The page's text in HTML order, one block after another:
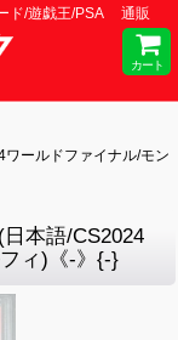
ド/遊戯王/PSA 通販
カート
ワールドファイナル/モン
本語/CS2024
ィ)《-》{-}